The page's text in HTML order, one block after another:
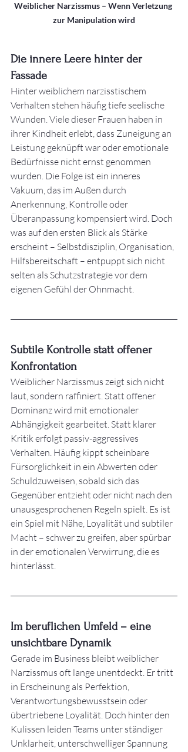
Weiblicher Narzissmus – Wenn Verletzung
zur Manipulation wird
Die innere Leere hinter der
Fassade
Hinter weiblichem narzisstischem
Verhalten stehen häufig tiefe seelische
Wunden. Viele dieser Frauen haben in
ihrer Kindheit erlebt, dass Zuneigung an
Leistung geknüpft war oder emotionale
Bedürfnisse nicht ernst genommen
wurden. Die Folge ist ein inneres
Vakuum, das im Außen durch
Anerkennung, Kontrolle oder
Überanpassung kompensiert wird. Doch
was auf den ersten Blick als Stärke
erscheint – Selbstdisziplin, Organisation,
Hilfsbereitschaft – entpuppt sich nicht
selten als Schutzstrategie vor dem
eigenen Gefühl der Ohnmacht.
Subtile Kontrolle statt offener
Konfrontation
Weiblicher Narzissmus zeigt sich nicht
laut, sondern raffiniert. Statt offener
Dominanz wird mit emotionaler
Abhängigkeit gearbeitet. Statt klarer
Kritik erfolgt passiv-aggressives
Verhalten. Häufig kippt scheinbare
Fürsorglichkeit in ein Abwerten oder
Schuldzuweisen, sobald sich das
Gegenüber entzieht oder nicht nach den
unausgesprochenen Regeln spielt. Es ist
ein Spiel mit Nähe, Loyalität und subtiler
Macht – schwer zu greifen, aber spürbar
in der emotionalen Verwirrung, die es
hinterlässt.
Im beruflichen Umfeld – eine
unsichtbare Dynamik
Gerade im Business bleibt weiblicher
Narzissmus oft lange unentdeckt. Er tritt
in Erscheinung als Perfektion,
Verantwortungsbewusstsein oder
übertriebene Loyalität. Doch hinter den
Kulissen leiden Teams unter ständiger
Unklarheit, unterschwelliger Spannung